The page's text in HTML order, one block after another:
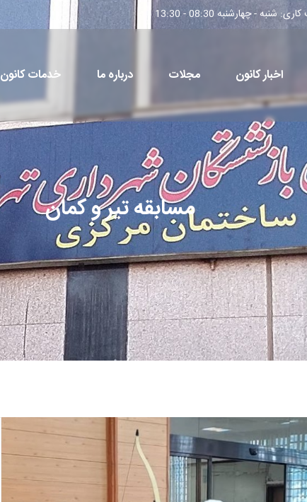
شنبه - چهارشنبه 08:30 - 13:30
اخبار کانون مجلات درباره ما خدمات کانون
مسابقه تیر و کمان